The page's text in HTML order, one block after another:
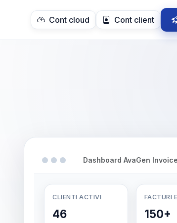
Cont cloud Cont client
Dashboard AvaGen
CLIENTI ACTIVI
46
FACTURI
150+